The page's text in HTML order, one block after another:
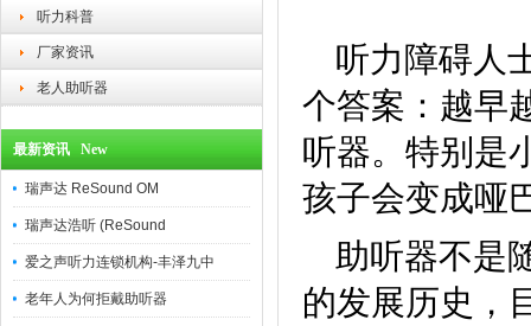
听力科普
厂家资讯
老人助听器
最新资讯 New
瑞声达 ReSound OM
瑞声达浩听 (ReSound
爱之声听力连锁机构-丰泽九中
老年人为何拒戴助听器
听力障碍人
个答案：越早
听器。特别是
孩子会变成哑
助听器不是
的发展历史，